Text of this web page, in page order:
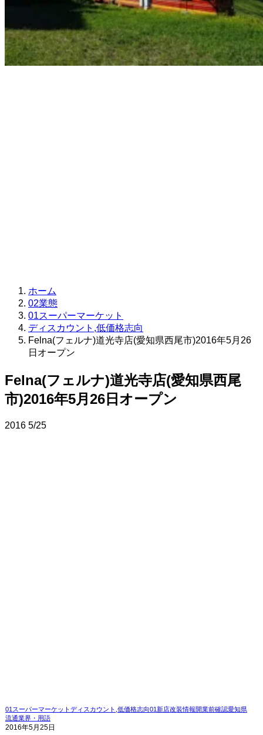
ホーム
02業態
01スーパーマーケット
ディスカウント,低価格志向
Felna(フェルナ)道光寺店(愛知県西尾市)2016年5月26
日オープン
Felna(フェルナ)道光寺店(愛知県西尾
市)2016年5月26日オープン
2016 5/25
01スーパーマーケットディスカウント,低価格志向01新店改装情報開業前確認愛知県
流通業界・用語
2016年5月25日